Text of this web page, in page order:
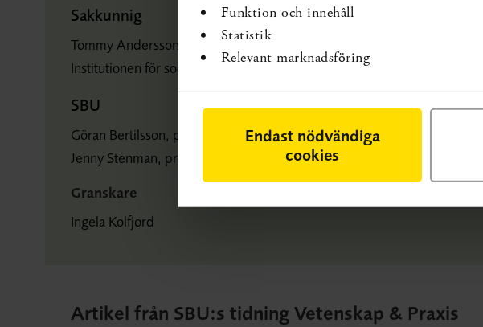
Funktion och innehåll
Statistik
Relevant marknadsföring
Endast nödvändiga
cookies
Sakkunnig
Tommy Andersson, universitetslektor vid
Institutionen för socialt arbete, Samhällsvetarhuset, Umeå universitet
SBU
Göran Bertilsson, projektledare
Jenny Stenman, projektadministratör
Granskare
Ingela Kolfjord
Artikel från SBU:s tidning Vetenskap & Praxis